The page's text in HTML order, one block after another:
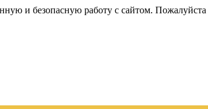
и безопасную работу с сайтом. Пожалуйста